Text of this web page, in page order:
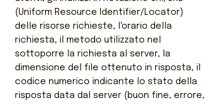
(Uniform Resource Identifier/Locator)
delle risorse richieste, l'orario della
richiesta, il metodo utilizzato nel
sottoporre la richiesta al server, la
dimensione del file ottenuto in risposta, il
codice numerico indicante lo stato della
risposta data dal server (buon fine, errore,